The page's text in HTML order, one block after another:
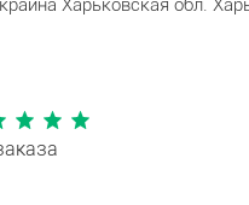
Харьковская обл.